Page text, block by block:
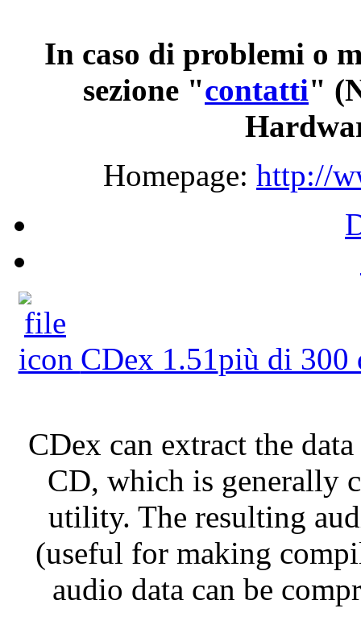
In caso di problemi o
sezione "contatti"
Homepage: http://
CDex 1.51più di 300
CDex can extract the
CD, which is generally
utility. The resulting
(useful for making
audio data can be